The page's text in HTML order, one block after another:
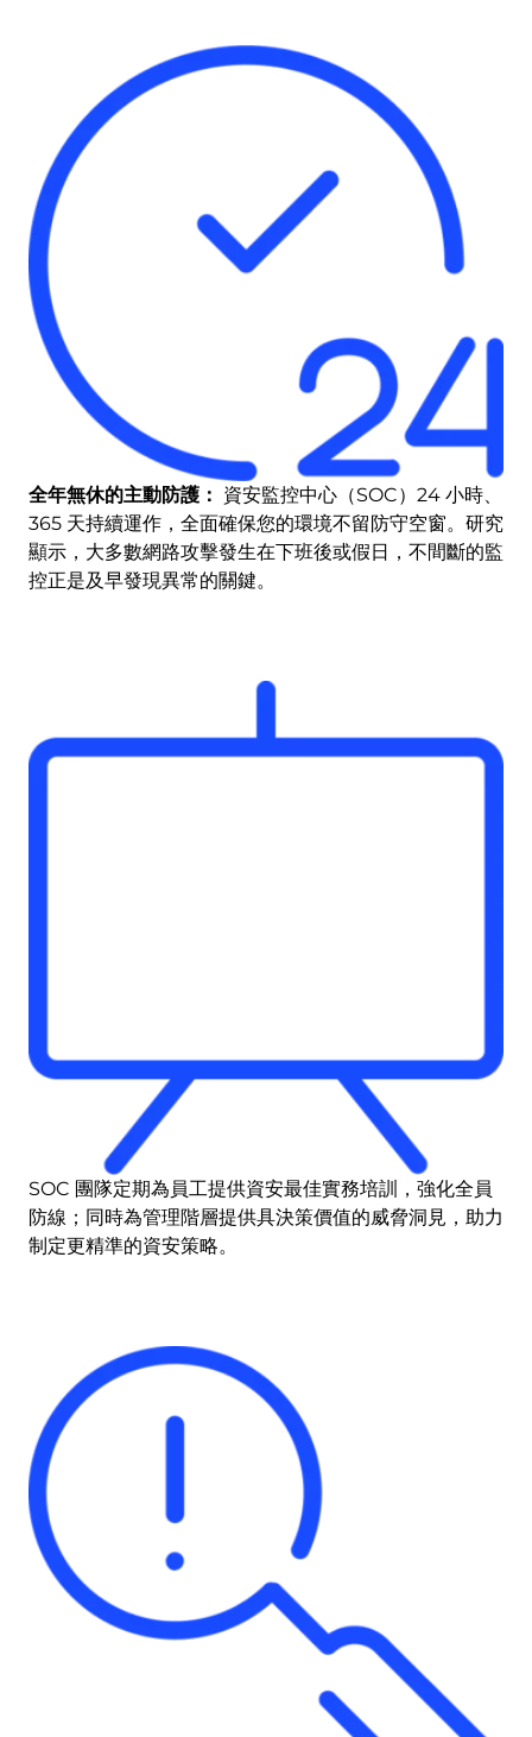
全年無休的主動防護： 資安監控中心（SOC）24 小時、
365 天持續運作，全面確保您的環境不留防守空窗。研究
顯示，大多數網路攻擊發生在下班後或假日，不間斷的監
控正是及早發現異常的關鍵。
SOC 團隊定期為員工提供資安最佳實務培訓，強化全員
防線；同時為管理階層提供具決策價值的威脅洞見，助力
制定更精準的資安策略。